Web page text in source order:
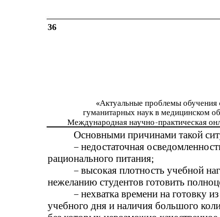
36
«Актуальные проблемы обучения
гуманитарных наук в медицинском
Международная научно-практическая
Основными причинами такой
– недостаточная
рационального питания;
– высокая плотность учебной
нежеланию студентов готовить
– нехватка времени на готовку из
учебного дня и наличия большого